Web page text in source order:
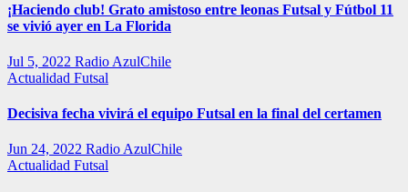
¡Haciendo club! Grato amistoso entre leonas Futsal y Fútbol 11
se vivió ayer en La Florida
Jul 5, 2022 Radio AzulChile
Actualidad Futsal
Decisiva fecha vivirá el equipo Futsal en la final del certamen
Jun 24, 2022 Radio AzulChile
Actualidad Futsal